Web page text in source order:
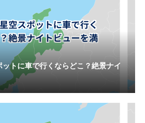
トに車で行くならどこ？絶景ナイ